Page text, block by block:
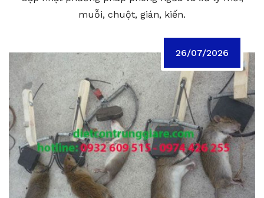
muỗi, chuột, gián, kiến.
26/07/2026